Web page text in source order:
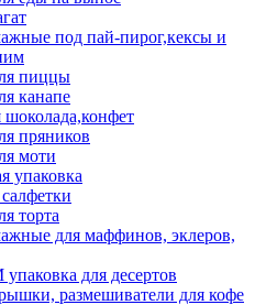
под пай-пирог,кексы и
пиццы
канапе
пряников
моти
упаковка
торта
для маффинов, эклеров,
для десертов
размешиватели для кофе